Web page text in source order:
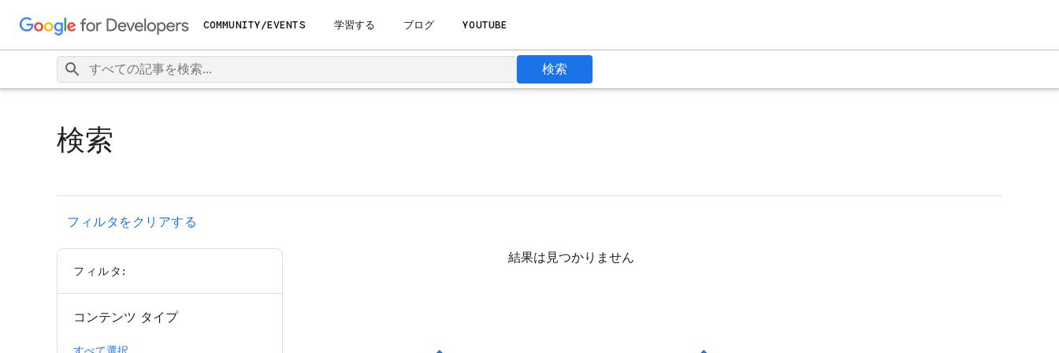
COMMUNITY/EVENTS 学習する ブログ YOUTUBE
検索
検索
フィルタをクリアする
フィルタ:
コンテンツ タイプ
結果は見つかりません